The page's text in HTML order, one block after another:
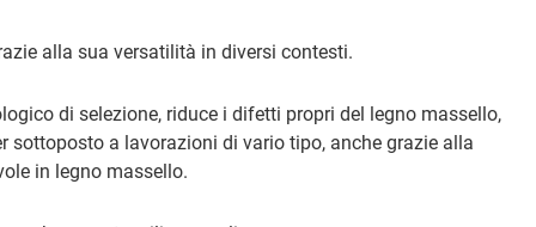
alla sua versatilità in diversi contesti.
di selezione, riduce i difetti propri del legno massello,
a lavorazioni di vario tipo, anche grazie alla
in legno massello.